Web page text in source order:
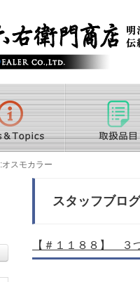
スモカラー
スタッフブログ
【＃１１８８】 ３